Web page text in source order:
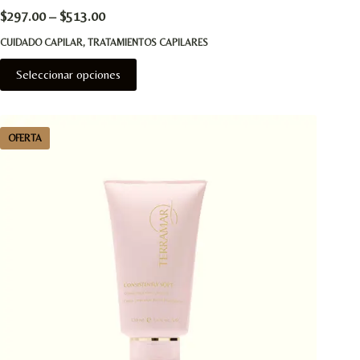
$297.00– $513.00
CUIDADO CAPILAR, TRATAMIENTOS CAPILARES
Seleccionar opciones
producto
Las
opciones
pueden
en
la
página
OFERTA